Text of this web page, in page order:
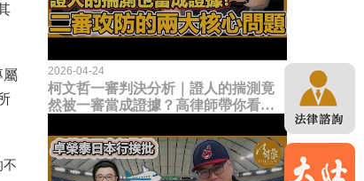
屬
不
2026-04-24
柯文哲一審判決分析｜證人的揣測竟
然被一審當成證據？高律師帶你看未